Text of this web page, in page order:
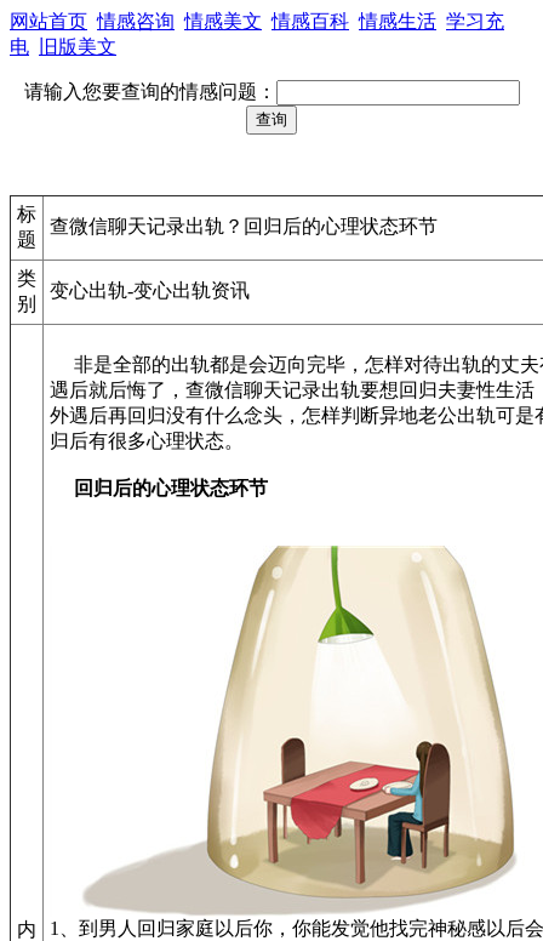
网站首页 情感咨询 情感美文 情感百科 情感生活 学习充
电
旧版美文
请输入您要查询的情感问题：
标
题
查微信聊天记录出轨？回归后的心理状态环节
类
别
变心出轨-变心出轨资讯
内
非是全部的出轨都是会迈向完毕，怎样对待出轨的丈夫
遇后就后悔了，查微信聊天记录出轨要想回归夫妻性生活
外遇后再回归没有什么念头，怎样判断异地老公出轨可是
归后有很多心理状态。
回归后的心理状态环节
1、到男人回归家庭以后你，你能发觉他找完神秘感以后